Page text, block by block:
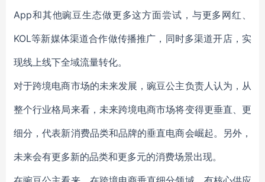
App和其他豌豆生态做更多这方面尝试，与更多网红、
KOL等新媒体渠道合作做传播推广，同时多渠道开店，实
现线上线下全域流量转化。
对于跨境电商市场的未来发展，豌豆公主负责人认为，从
整个行业格局来看，未来跨境电商市场将变得更垂直、更
细分，代表新消费品类和品牌的垂直电商会崛起。另外，
未来会有更多新的品类和更多元的消费场景出现。